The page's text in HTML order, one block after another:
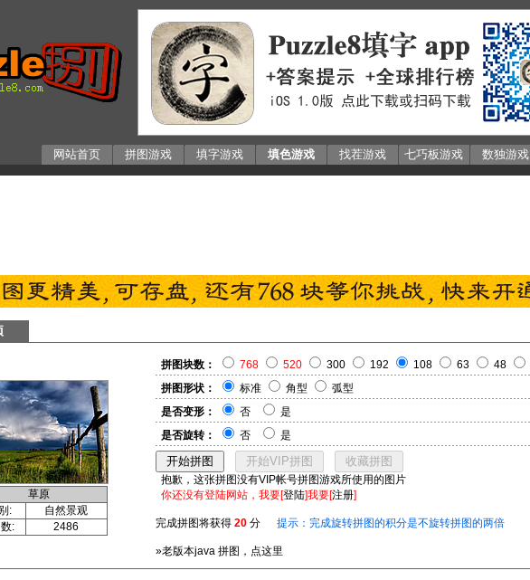
网站首页 拼图游戏 填字游戏 填色游戏 找茬游戏 七巧板游戏 数独游戏
草原
:
自然景观
:
2486
拼图块数： 768 520 300 192 108 63 48
拼图形状：
标准 角型
弧型
是否变形：
否
是
是否旋转：
否 是
抱歉，这张拼图没有VIP帐号拼图游戏所使用的图片
你还没有登陆网站，我要[登陆]我要[注册]
完成拼图将获得 20 分 提示：完成旋转拼图的积分是不旋转拼图的两倍
»老版本java 拼图，点这里